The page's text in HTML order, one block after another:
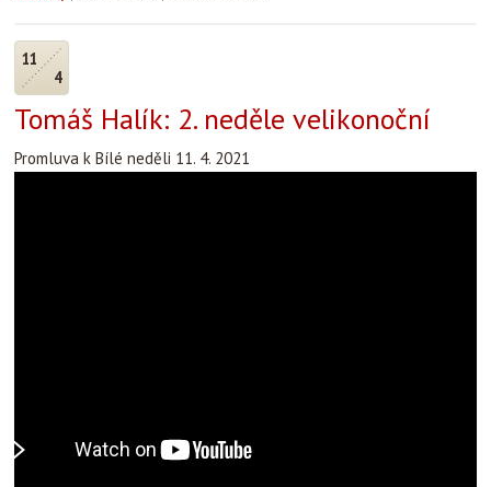
11
4
Tomáš Halík: 2. neděle velikonoční
Promluva k Bílé neděli 11. 4. 2021